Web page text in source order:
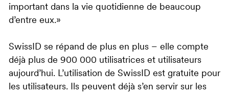
important dans la vie quotidienne de beaucoup
d’entre eux.»
SwissID se répand de plus en plus – elle compte
déjà plus de 900 000 utilisatrices et utilisateurs
aujourd’hui. L’utilisation de SwissID est gratuite pour
les utilisateurs. Ils peuvent déjà s’en servir sur les